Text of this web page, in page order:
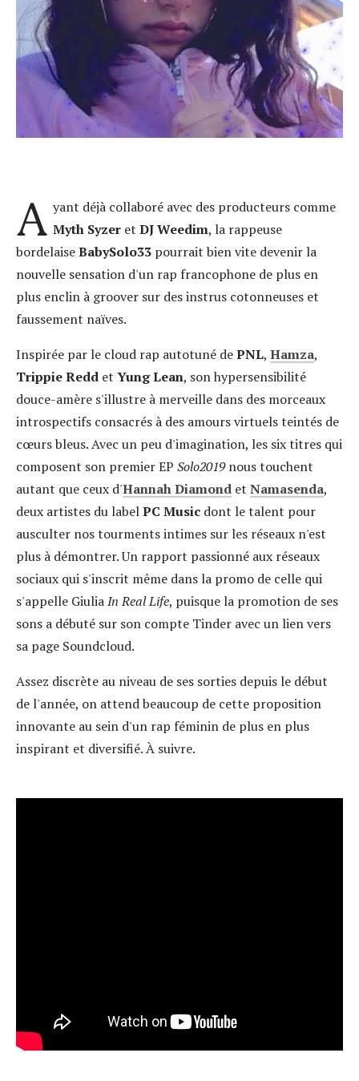
A yant déjà collaboré avec des producteurs comme
Myth Syzer et DJ Weedim, la rappeuse
bordelaiseBabySolo33 pourrait bien vite devenir la
nouvelle sensation d'un rap francophone de plus en
plus enclin à groover sur des instrus cotonneuses et
faussement naïves.
Inspirée par le cloud rap autotuné dePNL, Hamza,
Trippie Redd et Yung Lean, son hypersensibilité
douce-amère s'illustre à merveille dans des morceaux
introspectifs consacrés à des amours virtuels teintés de
cœurs bleus. Avec un peu d'imagination, les six titres qui
composent son premier EP Solo2019nous touchent
autant que ceux d'Hannah Diamond et Namasenda,
deux artistes du labelPC Music dont le talent pour
ausculter nos tourments intimes sur les réseaux n'est
plus à démontrer. Un rapport passionné aux réseaux
sociaux qui s'inscrit même dans la promo de celle qui
s'appelle GiuliaIn Real Life, puisque la promotion de ses
sons a débuté sur son compte Tinder avec un lien vers
sa page Soundcloud.
Assez discrète au niveau de ses sorties depuis le début
de l'année, on attend beaucoup de cette proposition
innovante au sein d'un rap féminin de plus en plus
inspirant et diversifié. À suivre.